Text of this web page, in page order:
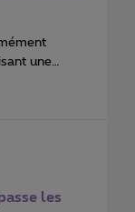
site qui
mais
les